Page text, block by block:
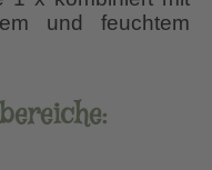
und feuchtem